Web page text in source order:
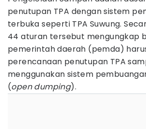
penutupan TPA dengan sistem
terbuka seperti TPA Suwung.
44 aturan tersebut mengungkap
pemerintah daerah (pemda)
perencanaan penutupan TPA
menggunakan sistem
(open dumping).